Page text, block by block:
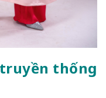
thống